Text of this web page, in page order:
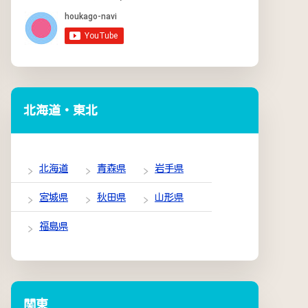
北海道・東北
北海道 青森県 岩手県
宮城県 秋田県 山形県
福島県
関東